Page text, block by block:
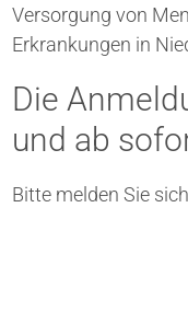
Versorgung von
Erkrankungen in
Die
und ab
Bitte melden Sie